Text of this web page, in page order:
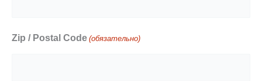
Zip / Postal Code (обязательно)